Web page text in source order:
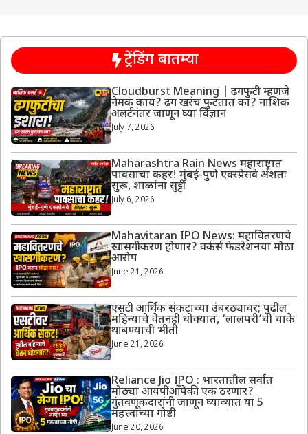
ट्रेंडिंग बातम्या
Cloudburst Meaning | ढगफुटी म्हणजे
नेमकं काय? ढग खरंच फुटतात का? नाशिक
अलर्टनंतर जाणून घ्या विज्ञान
July 7, 2026
Maharashtra Rain News महाराष्ट्रात
पावसाचा कहर! मुंबई-पुणे एक्स्प्रेसवे अंशतः
सुरू, शाळांना सुट्टी
July 6, 2026
Mahavitaran IPO News: महावितरणचे
खासगीकरण होणार? वर्कर्स फेडरेशनचा मोठा
आरोप
June 21, 2026
एसटी आर्थिक संकटाच्या उंबरठ्यावर; पुढील
महिन्याचे वेतनही धोक्यात, ‘लालपरी’ची चाके
थांबण्याची भीती
June 21, 2026
Reliance Jio IPO : भारतातील सर्वात
मोठ्या आयपीओंपैकी एक ठरणार?
गुंतवणूकदारांनी जाणून घ्याव्यात या 5
महत्त्वाच्या गोष्टी
June 20, 2026